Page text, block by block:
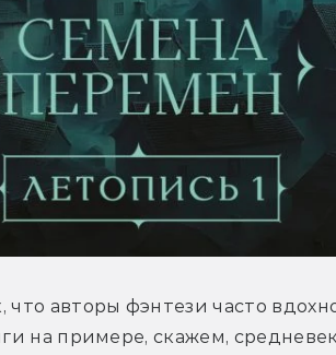
авторы фэнтези часто
на примере, скажем,